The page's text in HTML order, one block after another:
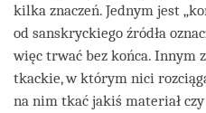
kilka znaczeń. Jednym jest
od sanskryckiego źródła
więc trwać bez końca. Innym
tkackie, w którym nici
na nim tkać jakiś materiał